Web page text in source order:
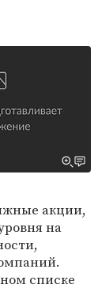
акции,
на
списке